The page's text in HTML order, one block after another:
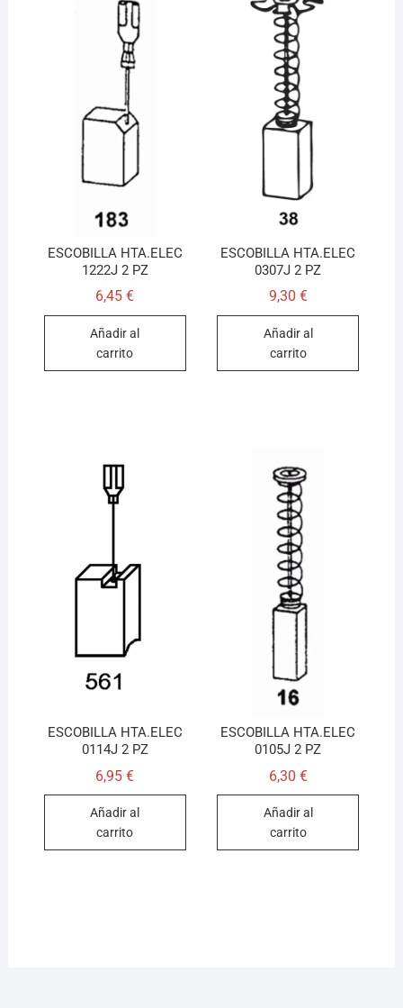
ESCOBILLA HTA.ELEC
1222J 2 PZ
6,45€
Añadir al
carrito
ESCOBILLA HTA.ELEC
0307J 2 PZ
9,30 €
Añadir al
carrito
ESCOBILLA HTA.ELEC
0114J 2 PZ
6,95€
Añadir al
carrito
ESCOBILLA HTA.ELEC
0105J 2 PZ
6,30 €
Añadir al
carrito